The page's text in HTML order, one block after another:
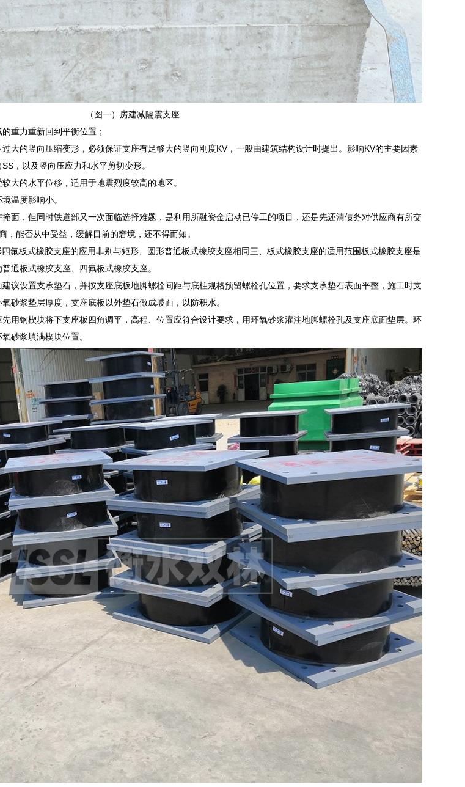
（图一）房建减隔震支座
重力重新回到平衡位置；
大的竖向压缩变形，必须保证支座有足够大的竖向刚度KV，一般由建筑结构设计时提出。影响KV的主要因素
，以及竖向压应力和水平剪切变形。
大的水平位移，适用于地震烈度较高的地区。
温度影响小。
面，但同时铁道部又一次面临选择难题，是利用所融资金启动已停工的项目，还是先还清债务对供应商有所交
能否从中受益，缓解目前的窘境，还不得而知。
氟板式橡胶支座的应用非别与矩形、圆形普通板式橡胶支座相同三、板式橡胶支座的适用范围板式橡胶支座是
通板式橡胶支座、四氟板式橡胶支座。
议设置支承垫石，并按支座底板地脚螺栓间距与底柱规格预留螺栓孔位置，要求支承垫石表面平整，施工时支
砂浆垫层厚度，支座底板以外垫石做成坡面，以防积水。
用钢楔块将下支座板四角调平，高程、位置应符合设计要求，用环氧砂浆灌注地脚螺栓孔及支座底面垫层。环
砂浆填满楔块位置。